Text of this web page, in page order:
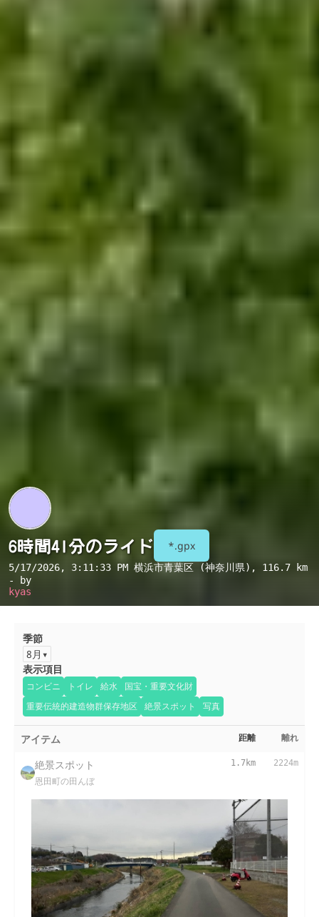
6時間41分のライド *.gpx
5/17/2026, 3:11:33 PM 横浜市青葉区 (神奈川県) , 116.7 km
- by
kyas
季節
8月
表示項目
コンビニ トイレ 給水
国宝・重要文化財
重要伝統的建造物群保存地区
絶景スポット 写真
アイテム 距離 離れ
絶景スポット
恩田町の田んぼ
1.7km 2224m